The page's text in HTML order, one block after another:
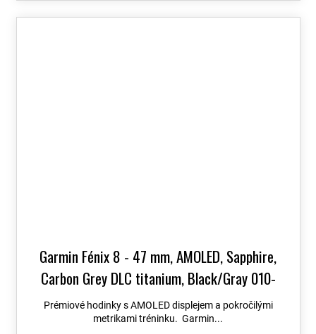
Garmin Fénix 8 - 47 mm, AMOLED, Sapphire,
Carbon Grey DLC titanium, Black/Gray 010-
02904-21+ možnost výměny do 90 dní + Topo
Czech PRO Voucher
Prémiové hodinky s AMOLED displejem a pokročilými
metrikami tréninku. Garmin...